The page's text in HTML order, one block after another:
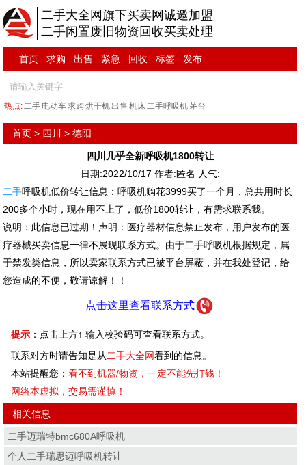
二手大全网旗下买卖网诚邀加盟
二手闲置废旧物资回收买卖处理
首页 求购 出售 紧急 回收 标签 发布
热点:二手 电动车求购 烘干机出售 机床二手呼吸机茅台
首页 > 四川 >德阳
四川几乎全新呼吸机1800转让
日期:2022/10/17 作者:匿名 人气:
二手呼吸机低价转让信息：呼吸机购花3999买了一个月，总共用时长
200多个小时，现在用不上了，低价1800转让，有需求联系我。
说明：此信息已过期！声明：医疗器材信息禁止发布，用户发布的医
疗器械买卖信息一律不展现联系方式。由于二手呼吸机根据规定，属
于禁发类信息，所以卖家联系方式已被平台屏蔽，并在我处登记，给
您造成的不便，敬请谅解！！
点击这里查看联系方式
提示 ：点击上方↑ 输入校验码可查看联系方式。
联系对方时请告知是从 二手大全网看到的信息。
本站提醒您：看不到机器/物资，一定不能先打钱！
网络本虚拟，交易需谨慎！
相关信息
二手迈瑞特bmc680A呼吸机
个人二手瑞思迈呼吸机转让